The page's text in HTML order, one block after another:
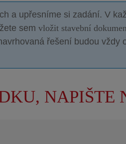
a upřesníme si zadání. V
sem vložit stavební
řešení budou vždy
NAPIŠTE